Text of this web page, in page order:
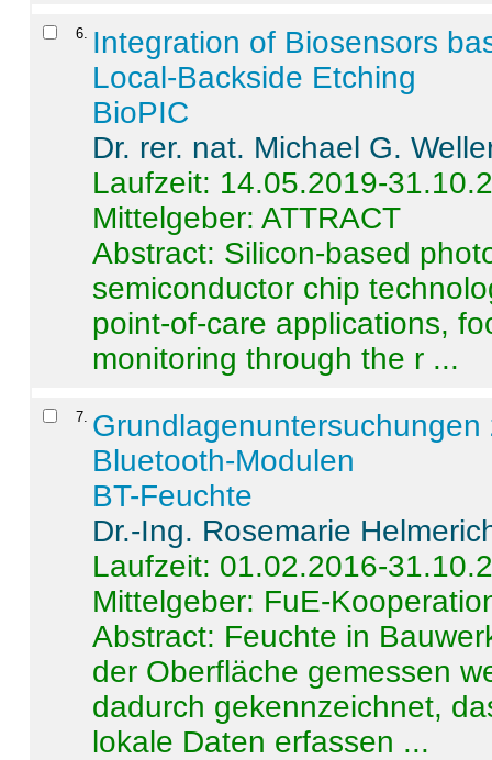
6
Integration of Biosensors
Local-Backside Etching
BioPIC
Dr. rer. nat. Michael G.
Laufzeit: 14.05.2019-
Mittelgeber: ATTRACT
Abstract: Silicon-based
semiconductor chip
point-of-care applications,
monitoring through the r ...
7
Bluetooth-Modulen
BT-Feuchte
Dr.-Ing. Rosemarie
Laufzeit: 01.02.2016-
Mittelgeber: FuE-
Abstract: Feuchte in
der Oberfläche gemessen
dadurch gekennzeichnet,
lokale Daten erfassen ...